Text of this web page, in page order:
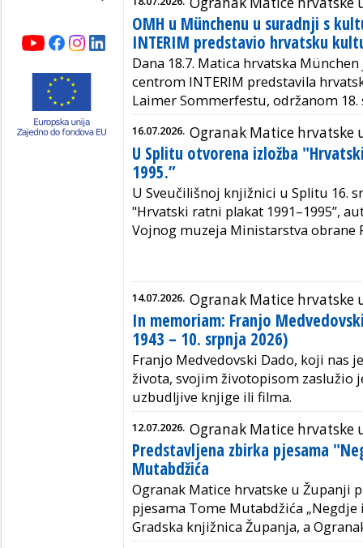
OMH u Münchenu u suradnji s
INTERIM predstavio hrvatsku
Dana 18.7. Matica hrvatska
centrom INTERIM predstavila
Laimer Sommerfestu, održanom
16.07.2026. Ogranak Matice hrvatske
U Splitu otvorena izložba
1995.”
U Sveučilišnoj knjižnici u Splitu 16.
"Hrvatski ratni plakat 1991–1995”,
Vojnog muzeja Ministarstva obrane
14.07.2026. Ogranak Matice hrvatske
In memoriam: Franjo
1943 – 10. srpnja 2026)
Franjo Medvedovski Dado, koji nas
života, svojim životopisom zaslužio
uzbudljive knjige ili filma.
12.07.2026. Ogranak Matice hrvatske
Predstavljena zbirka pjesama
Mutabdžića
Ogranak Matice hrvatske u
pjesama Tome Mutabdžića
Gradska knjižnica Županja, a